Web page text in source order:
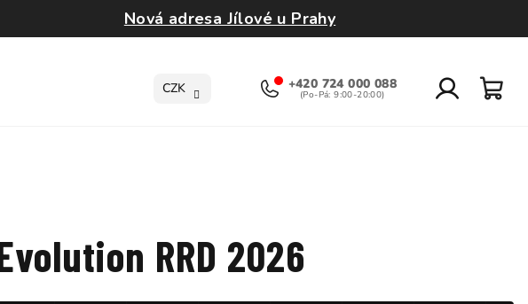
Nová adresa Jílové u Prahy
CZK +420 724 000 088
RRD 2026